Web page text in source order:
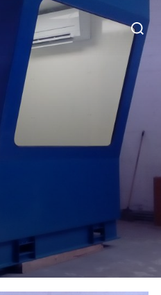
Search
for: